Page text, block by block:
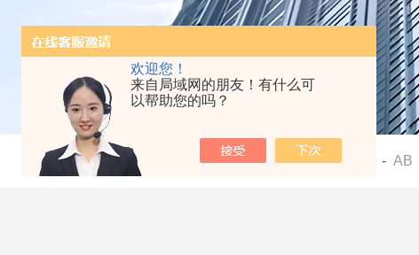
欢迎您！
来自局域网的朋友！有什么可
以帮助您的吗？
当前位置： 首页-产品中心 - AB